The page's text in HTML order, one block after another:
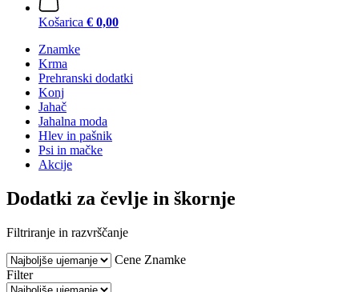
Košarica € 0,00
Znamke
Krma
Prehranski dodatki
Konj
Jahač
Jahalna moda
Hlev in pašnik
Psi in mačke
Akcije
Dodatki za čevlje in škornje
Filtriranje in razvrščanje
Cene Znamke
Filter